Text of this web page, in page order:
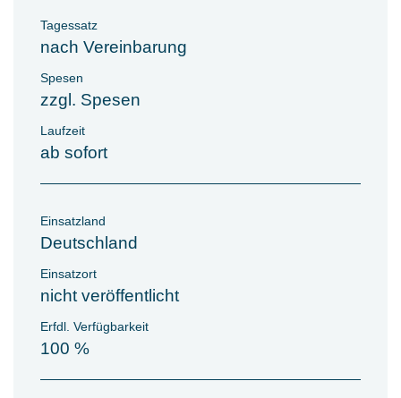
Tagessatz
nach Vereinbarung
Spesen
zzgl. Spesen
Laufzeit
ab sofort
Einsatzland
Deutschland
Einsatzort
nicht veröffentlicht
Erfdl. Verfügbarkeit
100 %